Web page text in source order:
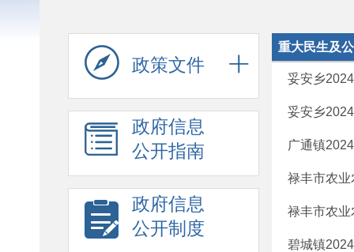
政策文件
政府信息
公开指南
政府信息
公开制度
重大民生及
妥安乡
妥安乡
广通镇
禄丰市农
禄丰市农
碧城镇